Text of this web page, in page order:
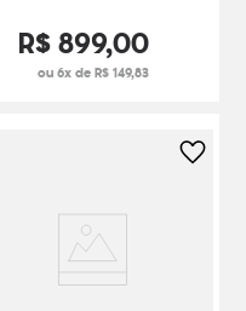
R$899,00
ou 6x de R$ 149,83